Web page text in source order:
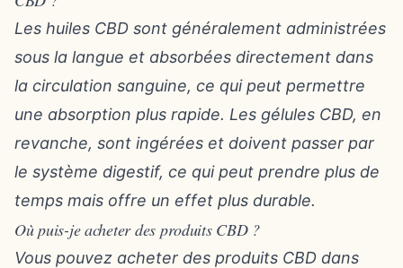
Les huiles CBD sont généralement administrées
sous la langue et absorbées directement dans
la circulation sanguine, ce qui peut permettre
une absorption plus rapide. Les gélules CBD, en
revanche, sont ingérées et doivent passer par
le système digestif, ce qui peut prendre plus de
temps mais offre un effet plus durable.
Où puis-je acheter des produits CBD ?
Vous pouvez acheter des produits CBD dans